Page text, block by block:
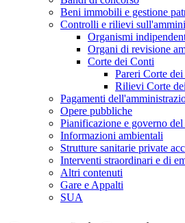
Beni immobili e gestione
Controlli e rilievi
Organismi
Organi di revisione
Corte dei Conti
Pareri Corte
Rilievi Corte
Pagamenti
Opere pubbliche
Pianificazione e governo
Informazioni ambientali
Strutture sanitarie private
Interventi straordinari e di
Altri contenuti
Gare e Appalti
SUA